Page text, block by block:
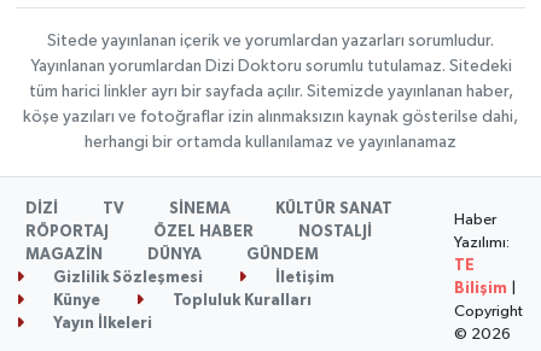
Sitede yayınlanan içerik ve yorumlardan yazarları sorumludur.
Yayınlanan yorumlardan Dizi Doktoru sorumlu tutulamaz. Sitedeki
tüm harici linkler ayrı bir sayfada açılır. Sitemizde yayınlanan haber,
köşe yazıları ve fotoğraflar izin alınmaksızın kaynak gösterilse dahi,
herhangi bir ortamda kullanılamaz ve yayınlanamaz
DİZİ TV SİNEMA
KÜLTÜR SANAT
RÖPORTAJ
ÖZEL HABER
NOSTALJİ
MAGAZİN
DÜNYA
GÜNDEM
Gizlilik Sözleşmesi
İletişim
Künye
Topluluk Kuralları
Yayın İlkeleri
Haber
Yazılımı:
TE
Bilişim
Copyright
© 2026